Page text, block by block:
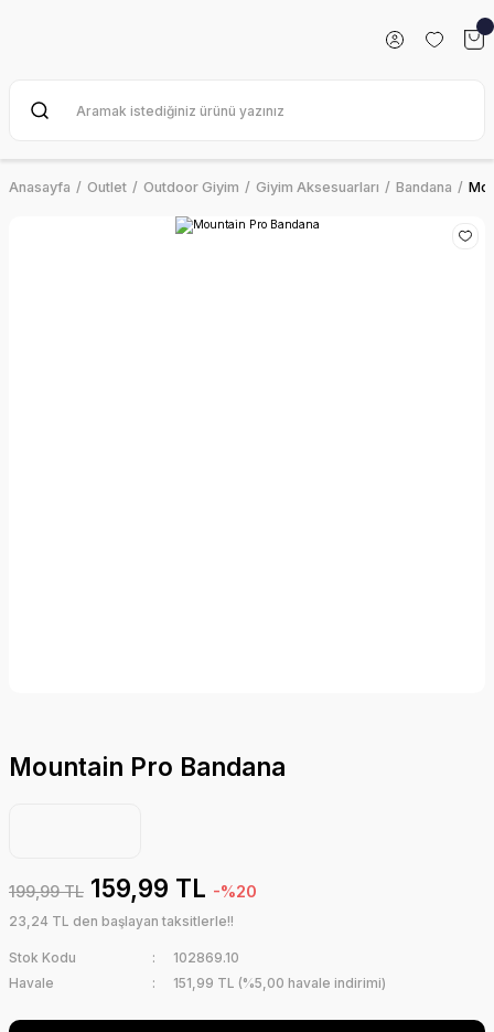
Anasayfa Outlet Outdoor Giyim Giyim Aksesuarları Bandana
Mountain Pro Bandana
199,99 TL 159,99 TL -%20
23,24 TL den başlayan taksitlerle!!
Stok Kodu
102869.10
Havale
151,99 TL (%5,00 havale indirimi)